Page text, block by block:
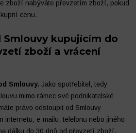
zboží nabýváte převzetím zboží, pokud
cenu.
Smlouvy kupujícím do
zboží a vrácení
Smlouvy. Jako spotřebitel, tedy
mimo rámec své podnikatelské
právo odstoupit od Smlouvy
internetu, e-mailu, telefonu nebo jiného
dálku do 30 dnů od převzetí zboží.